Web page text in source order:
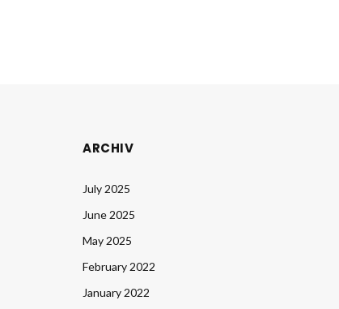
ARCHIV
July 2025
June 2025
May 2025
February 2022
January 2022